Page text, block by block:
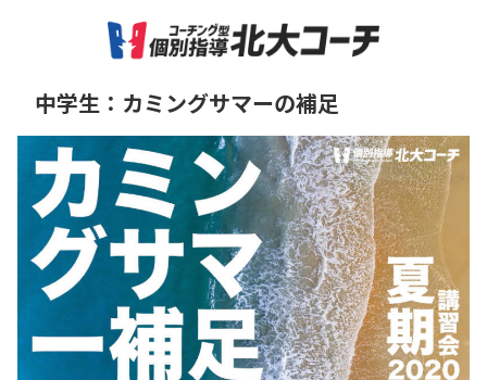
中学生：カミングサマーの補足